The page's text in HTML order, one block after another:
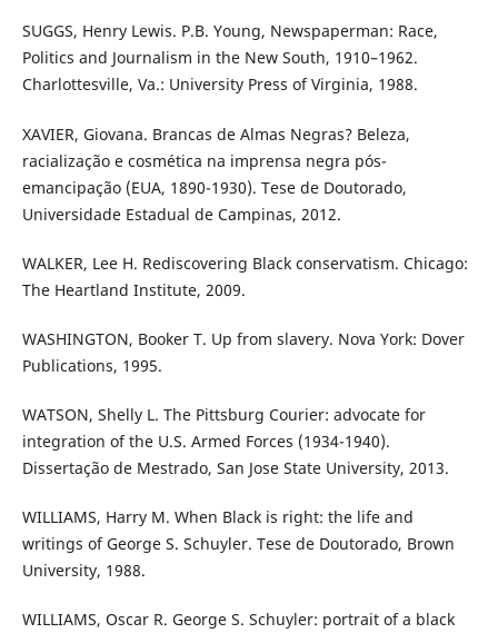
SUGGS, Henry Lewis. P.B. Young, Newspaperman: Race,
Politics and Journalism in the New South, 1910–1962.
Charlottesville, Va.: University Press of Virginia, 1988.
XAVIER, Giovana. Brancas de Almas Negras? Beleza,
racialização e cosmética na imprensa negra pós-
emancipação (EUA, 1890-1930). Tese de Doutorado,
Universidade Estadual de Campinas, 2012.
WALKER, Lee H. Rediscovering Black conservatism. Chicago:
The Heartland Institute, 2009.
WASHINGTON, Booker T. Up from slavery. Nova York: Dover
Publications, 1995.
WATSON, Shelly L. The Pittsburg Courier: advocate for
integration of the U.S. Armed Forces (1934-1940).
Dissertação de Mestrado, San Jose State University, 2013.
WILLIAMS, Harry M. When Black is right: the life and
writings of George S. Schuyler. Tese de Doutorado, Brown
University, 1988.
WILLIAMS, Oscar R. George S. Schuyler: portrait of a black